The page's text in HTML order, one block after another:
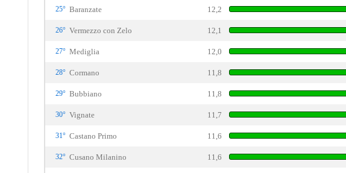
25° Baranzate 12,2
26° Vermezzo con Zelo 12,1
27° Mediglia 12,0
28° Cormano 11,8
29° Bubbiano 11,8
30° Vignate 11,7
31° Castano Primo 11,6
32° Cusano Milanino 11,6